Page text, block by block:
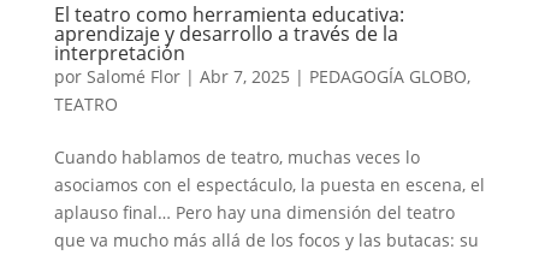
El teatro como herramienta educativa:
aprendizaje y desarrollo a través de la
interpretación
por Salomé Flor| Abr 7, 2025 | PEDAGOGÍA GLOBO,
TEATRO
Cuando hablamos de teatro, muchas veces lo
asociamos con el espectáculo, la puesta en escena, el
aplauso final… Pero hay una dimensión del teatro
que va mucho más allá de los focos y las butacas: su